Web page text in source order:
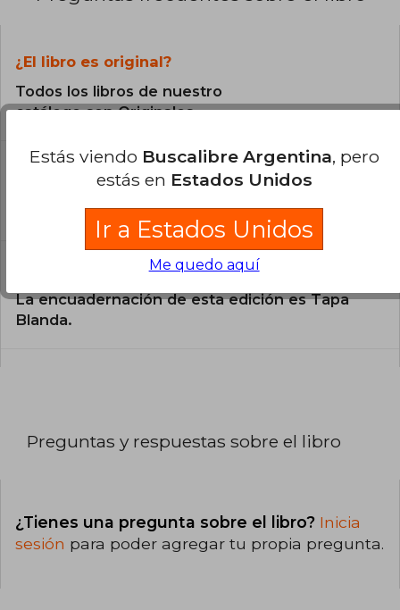
¿El libro es original?
Todos los libros de nuestro
catálogo son Originales.
¿En qué Idioma está escrito el
El libro está escrito en Inglés.
¿Cuál es la encuadernación de este libro?
La encuadernación de esta edición es Tapa
Blanda.
Preguntas y respuestas sobre el libro
¿Tienes una pregunta sobre el libro? Inicia
sesión para poder agregar tu propia pregunta.
Estás viendo Buscalibre Argentina, pero
estás en Estados Unidos
Ir a Estados Unidos
Me quedo aquí